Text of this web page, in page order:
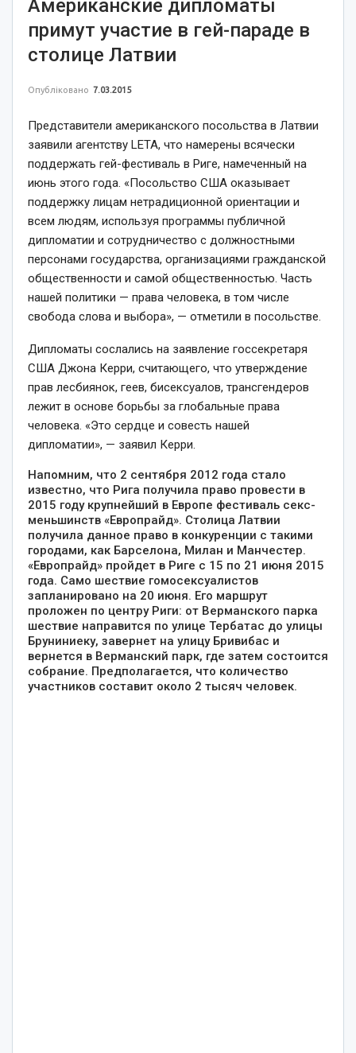
Американские дипломаты
примут участие в гей-параде в
столице Латвии
Опубліковано 7.03.2015
Представители американского посольства в Латвии
заявили агентству LETA, что намерены всячески
поддержать гей-фестиваль в Риге, намеченный на
июнь этого года. «Посольство США оказывает
поддержку лицам нетрадиционной ориентации и
всем людям, используя программы публичной
дипломатии и сотрудничество с должностными
персонами государства, организациями гражданской
общественности и самой общественностью. Часть
нашей политики — права человека, в том числе
свобода слова и выбора», — отметили в посольстве.
Дипломаты сослались на заявление госсекретаря
США Джона Керри, считающего, что утверждение
прав лесбиянок, геев, бисексуалов, трансгендеров
лежит в основе борьбы за глобальные права
человека. «Это сердце и совесть нашей
дипломатии», — заявил Керри.
Напомним, что 2 сентября 2012 года стало
известно, что Рига получила право провести в
2015 году крупнейший в Европе фестиваль секс-
меньшинств «Европрайд». Столица Латвии
получила данное право в конкуренции с такими
городами, как Барселона, Милан и Манчестер.
«Европрайд» пройдет в Риге с 15 по 21 июня 2015
года. Само шествие гомосексуалистов
запланировано на 20 июня. Его маршрут
проложен по центру Риги: от Верманского парка
шествие направится по улице Тербатас до улицы
Бруниниеку, завернет на улицу Бривибас и
вернется в Верманский парк, где затем состоится
собрание. Предполагается, что количество
участников составит около 2 тысяч человек.